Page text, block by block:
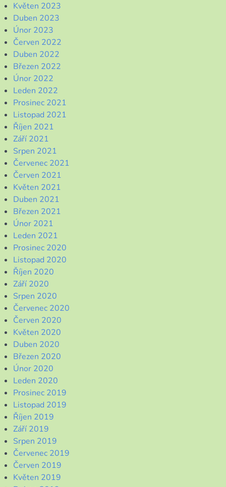
Květen 2023
Duben 2023
Únor 2023
Červen 2022
Duben 2022
Březen 2022
Únor 2022
Leden 2022
Prosinec 2021
Listopad 2021
Říjen 2021
Září 2021
Srpen 2021
Červenec 2021
Červen 2021
Květen 2021
Duben 2021
Březen 2021
Únor 2021
Leden 2021
Prosinec 2020
Listopad 2020
Říjen 2020
Září 2020
Srpen 2020
Červenec 2020
Červen 2020
Květen 2020
Duben 2020
Březen 2020
Únor 2020
Leden 2020
Prosinec 2019
Listopad 2019
Říjen 2019
Září 2019
Srpen 2019
Červenec 2019
Červen 2019
Květen 2019